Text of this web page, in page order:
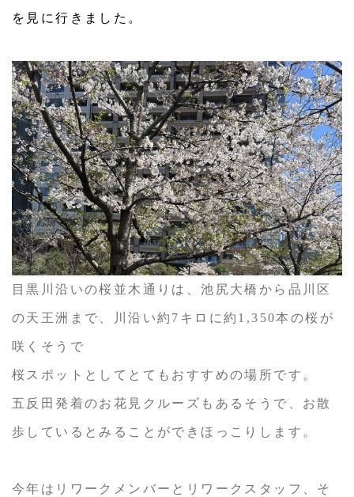
を見に行きました。
目黒川沿いの桜並木通りは、池尻大橋から品川区
の天王洲まで、川沿い約7キロに約1,350本の桜が
咲くそうで
桜スポットとしてとてもおすすめの場所です。
五反田発着のお花見クルーズもあるそうで、お散
歩しているとみることができほっこりします。
今年はリワークメンバーとリワークスタッフ、そ